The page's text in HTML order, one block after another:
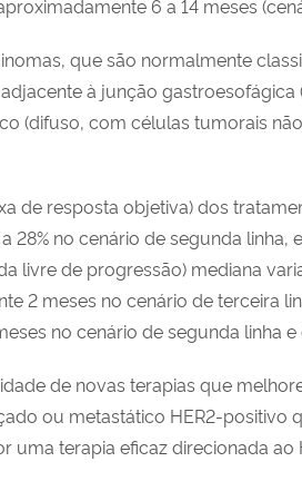
6 a 14 meses
que são normalmente
à junção
(difuso, com células tumorais
de resposta objetiva) dos
28% no cenário de segunda linha,
livre de progressão) mediana
2 meses no cenário de terceira
no cenário de segunda linha
de novas terapias que
ou metastático HER2-positivo
uma terapia eficaz direcionada